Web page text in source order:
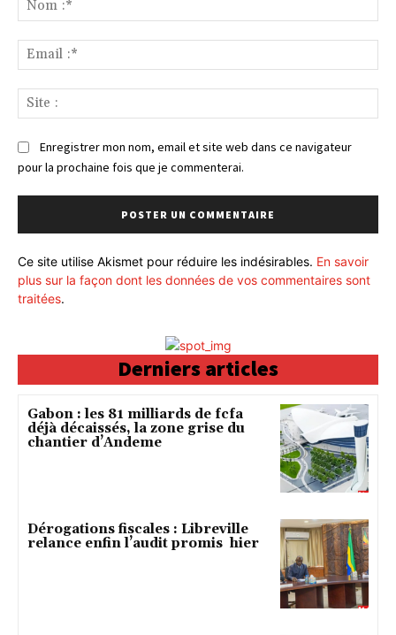
:*
:*
:
Enregistrer mon nom, email et site web dans ce navigateur
pour la prochaine fois que je commenterai.
Ce site utilise Akismet pour réduire les indésirables. En savoir
plus sur la façon dont les données de vos commentaires sont
traitées.
Derniers articles
Gabon : les 81 milliards de fcfa
déjà décaissés, la zone grise du
chantier d’Andeme
Dérogations fiscales : Libreville
relance enfin l’audit promis hier